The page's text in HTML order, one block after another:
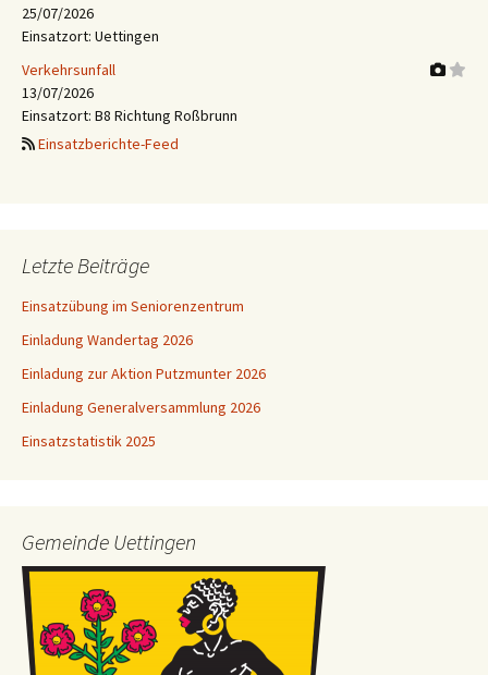
25/07/2026
Einsatzort: Uettingen
Verkehrsunfall
13/07/2026
Einsatzort: B8 Richtung Roßbrunn
Einsatzberichte-Feed
Letzte Beiträge
Einsatzübung im Seniorenzentrum
Einladung Wandertag 2026
Einladung zur Aktion Putzmunter 2026
Einladung Generalversammlung 2026
Einsatzstatistik 2025
Gemeinde Uettingen